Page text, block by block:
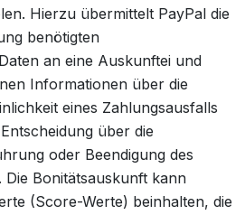
Hierzu übermittelt PayPal die
benötigten
an eine Auskunftei und
Informationen über die
eines Zahlungsausfalls
über die
oder Beendigung des
Die Bonitätsauskunft kann
(Score-Werte) beinhalten, die